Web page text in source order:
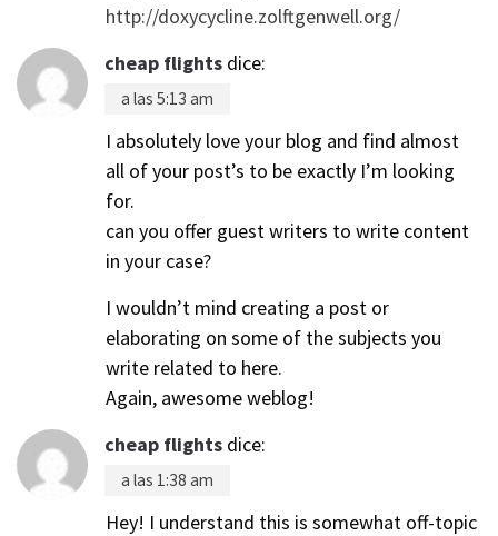
http://doxycycline.zolftgenwell.org/
cheap flights dice:
a las 5:13 am
I absolutely love your blog and find almost
all of your post’s to be exactly I’m looking
for.
can you offer guest writers to write content
in your case?
I wouldn’t mind creating a post or
elaborating on some of the subjects you
write related to here.
Again, awesome weblog!
cheap flights dice:
a las 1:38 am
Hey! I understand this is somewhat off-topic